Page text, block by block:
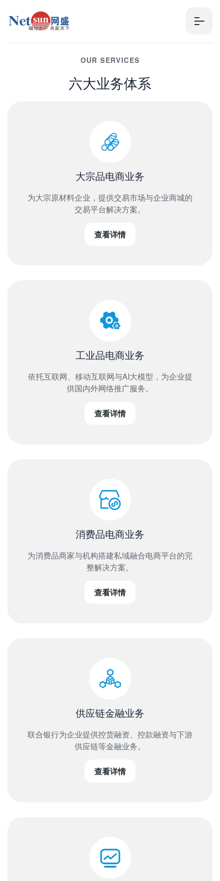
OUR SERVICES
六大业务体系
大宗品电商业务
为大宗原材料企业，提供交易市场与企业商城的
交易平台解决方案。
查看详情
工业品电商业务
依托互联网、移动互联网与AI大模型，为企业提
供国内外网络推广服务。
查看详情
消费品电商业务
为消费品商家与机构搭建私域融合电商平台的完
整解决方案。
查看详情
供应链金融业务
联合银行为企业提供控货融资、控款融资与下游
供应链等金融业务。
查看详情